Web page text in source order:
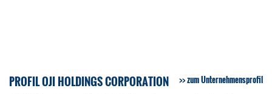
PROFIL OJI HOLDINGS CORPORATION zum Unternehmensprofil